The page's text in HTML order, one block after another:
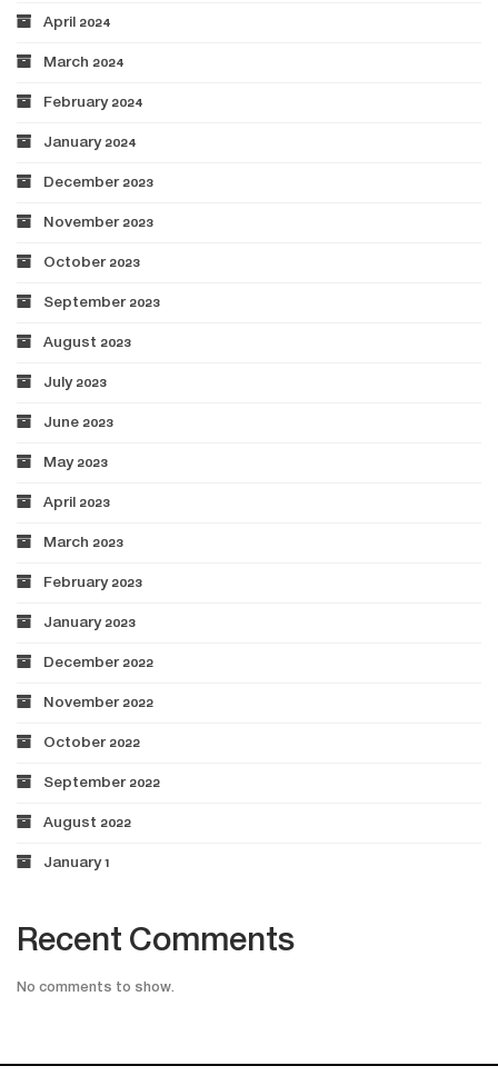
April 2024
March 2024
February 2024
January 2024
December 2023
November 2023
October 2023
September 2023
August 2023
July 2023
June 2023
May 2023
April 2023
March 2023
February 2023
January 2023
December 2022
November 2022
October 2022
September 2022
August 2022
January 1
Recent Comments
No comments to show.